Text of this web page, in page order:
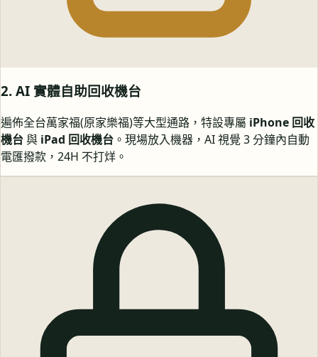
2. AI 實體自助回收機台
遍佈全台萬家福(原家樂福)等大型通路，特設專屬 iPhone 回收
機台與 iPad 回收機台 。現場放入機器，AI 視覺 3 分鐘內自動
電匯撥款，24H 不打烊。